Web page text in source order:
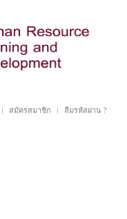
สมัครสมาชิก ลืมรหัสผ่าน ?